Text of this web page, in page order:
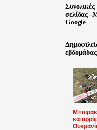
σελίδας -
Google
εβδομάδας